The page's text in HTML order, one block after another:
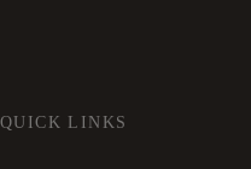
QUICK LINKS